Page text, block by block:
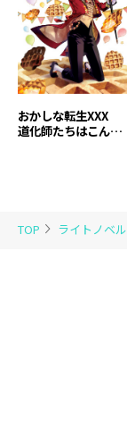
TOP ライトノベル
おかしな転生XXX
道化師たちはこんが